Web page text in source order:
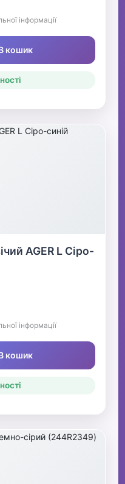
інформації
кошик
AGER L Сіро-
інформації
кошик